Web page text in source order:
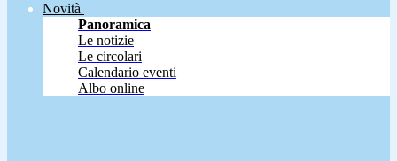
Novità
Panoramica
Le notizie
Le circolari
Calendario eventi
Albo online